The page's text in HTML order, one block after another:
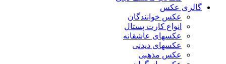
گالری عکس
عکس خوانندگان
انواع کارت پستال
عکسهای عاشقانه
عکسهای دیدنی
عکس مذهبی